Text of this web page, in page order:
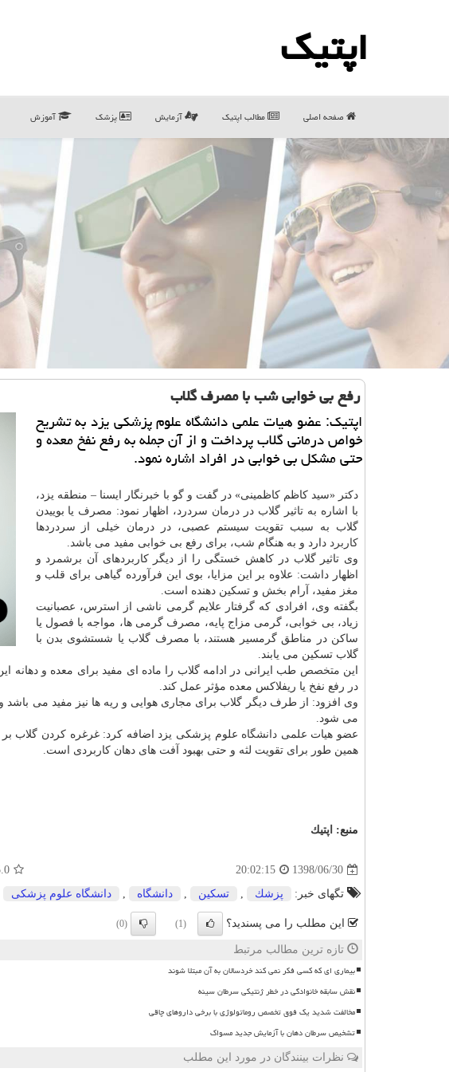
اپتیك
صفحه اصلی مطالب اپتیك آزمایش پزشک آموزش
رفع بی خوابی شب با مصرف گلاب
اپتیك: عضو هیات علمی دانشگاه علوم پزشكی یزد به تشریح
خواص درمانی گلاب پرداخت و از آن جمله به رفع نفخ معده و
حتی مشكل بی خوابی در افراد اشاره نمود.
دكتر «سید كاظم كاظمینی» در گفت و گو با خبرنگار ایسنا – منطقه یزد،
با اشاره به تاثیر گلاب در درمان سردرد، اظهار نمود: مصرف یا بوییدن
گلاب به سبب تقویت سیستم عصبی، در درمان خیلی از سردردها
كاربرد دارد و به هنگام شب، برای رفع بی خوابی مفید می باشد.
وی تاثیر گلاب در كاهش خستگی را از دیگر كاربردهای آن برشمرد و
اظهار داشت: علاوه بر این مزایا، بوی این فرآورده گیاهی برای قلب و
مغز مفید، آرام بخش و تسكین دهنده است.
بگفته وی، افرادی كه گرفتار علایم گرمی ناشی از استرس، عصبانیت
زیاد، بی خوابی، گرمی مزاج پایه، مصرف گرمی ها، مواجه با فصول یا
ساكن در مناطق گرمسیر هستند، با مصرف گلاب یا شستشوی بدن با
گلاب تسكین می یابند.
این متخصص طب ایرانی در ادامه گلاب را ماده ای مفید برای معده و دهانه
در رفع نفخ یا ریفلاكس معده مؤثر عمل كند.
وی افزود: از طرف دیگر گلاب برای مجاری هوایی و ریه ها نیز مفید می باشد
می شود.
عضو هیات علمی دانشگاه علوم پزشكی یزد اضافه كرد: غرغره كردن گلاب بر
همین طور برای تقویت لثه و حتی بهبود آفت های دهان كاربردی است.
منبع: اپتیك
1398/06/30
20:02:15
تگهای خبر: پزشك , تسكین , دانشگاه , دانشگاه علوم پزشكی
این مطلب را می پسندید؟ (1)
(0)
تازه ترین مطالب مرتبط
بیماری ای که کسی فکر نمی کند خردسالان به آن مبتلا شوند
نقش سابقه خانوادگی در خطر ژنتیکی سرطان سینه
مخالفت شدید یک فوق تخصص روماتولوژی با برخی داروهای چاقی
تشخیص سرطان دهان با آزمایش جدید مسواک
نظرات بینندگان در مورد این مطلب